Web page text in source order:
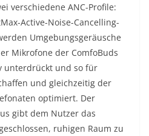
verschiedene ANC-Profile:
Active-Noise-Cancelling-
Umgebungsgeräusche
Mikrofone der ComfoBuds
unterdrückt und so für
und gleichzeitig der
optimiert. Der
gibt dem Nutzer das
ruhigen Raum zu